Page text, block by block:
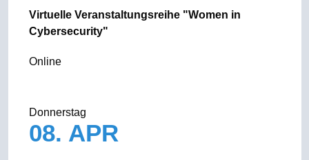
Virtuelle Veranstaltungsreihe "Women in
Cybersecurity"
Online
Donnerstag
08. APR